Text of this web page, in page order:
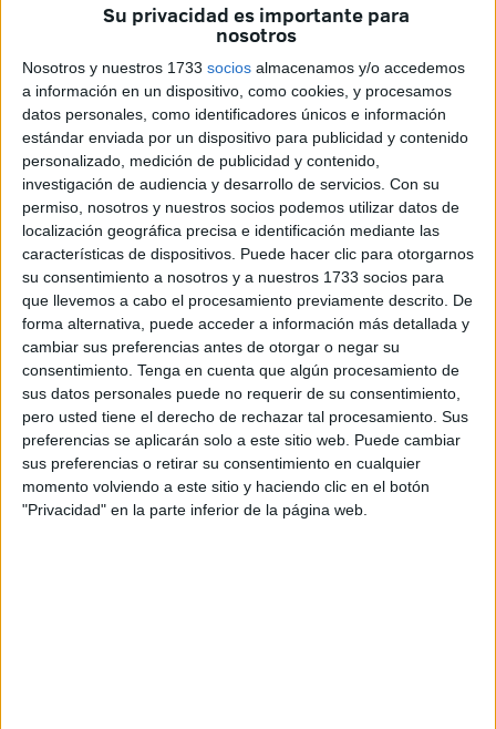
Su privacidad es importante para
nosotros
Nosotros y nuestros 1733 socios almacenamos y/o accedemos
a información en un dispositivo, como cookies, y procesamos
datos personales, como identificadores únicos e información
estándar enviada por un dispositivo para publicidad y contenido
personalizado, medición de publicidad y contenido,
investigación de audiencia y desarrollo de servicios. Con su
permiso, nosotros y nuestros socios podemos utilizar datos de
localización geográfica precisa e identificación mediante las
características de dispositivos. Puede hacer clic para otorgarnos
su consentimiento a nosotros y a nuestros 1733 socios para
que llevemos a cabo el procesamiento previamente descrito. De
forma alternativa, puede acceder a información más detallada y
cambiar sus preferencias antes de otorgar o negar su
consentimiento. Tenga en cuenta que algún procesamiento de
sus datos personales puede no requerir de su consentimiento,
pero usted tiene el derecho de rechazar tal procesamiento. Sus
preferencias se aplicarán solo a este sitio web. Puede cambiar
sus preferencias o retirar su consentimiento en cualquier
momento volviendo a este sitio y haciendo clic en el botón
"Privacidad" en la parte inferior de la página web.
La Vicaría General de Ceuta ha hecho públicos los
horarios delMiércoles de Ceniza2023, el primer día de
Cuaresma, en los templos de la ciudad autónoma.
En este tiempo litúrgico de conversión, los fieles hacen
hacemos un esfuerzo por recuperar el ritmo y estilo de
verdaderos creyentes que deben vivir como hijos de Dios,
como expuso la Diócesis de Cádiz y Ceuta el año pasado
coincidiendo con estas mismas fechas.
Horarios Miércoles de Ceniza 2023
Santa Iglesia Catedral
Santa Misacon imposición de ceniza: 9.30 horas
Santa Misa con imposición de ceniza: 19.00 horas